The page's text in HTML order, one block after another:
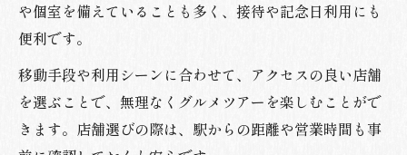
や個室を備えていることも多く、接待や記念日利用にも
便利です。
移動手段や利用シーンに合わせて、アクセスの良い店舗
を選ぶことで、無理なくグルメツアーを楽しむことがで
きます。店舗選びの際は、駅からの距離や営業時間も事